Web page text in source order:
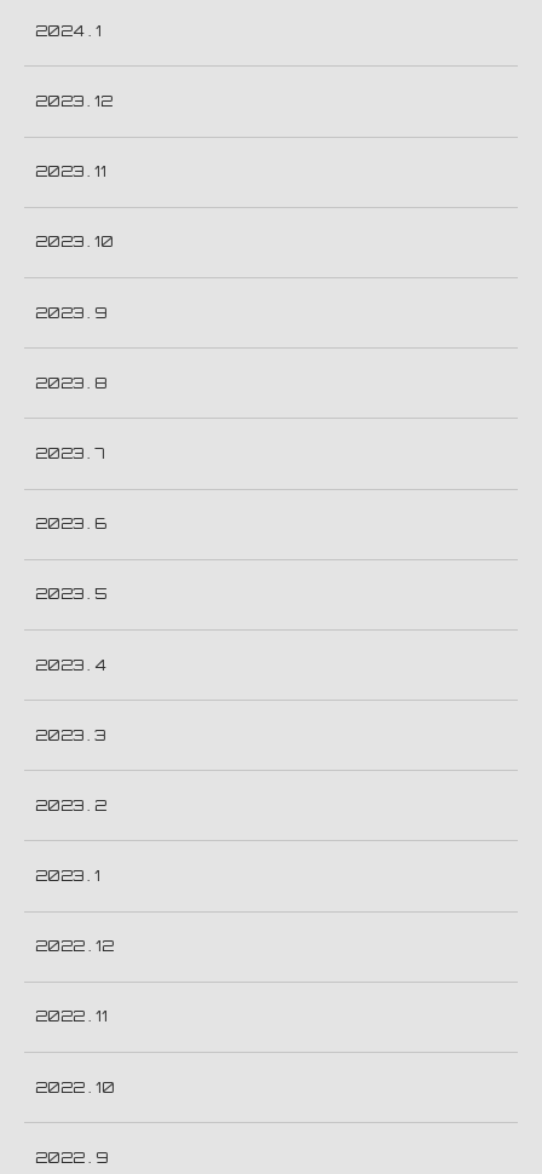
2024 . 1
2023 . 12
2023 . 11
2023 . 10
2023 . 9
2023 . 8
2023 . 7
2023 . 6
2023 . 5
2023 . 4
2023 . 3
2023 . 2
2023 . 1
2022 . 12
2022 . 11
2022 . 10
2022 . 9